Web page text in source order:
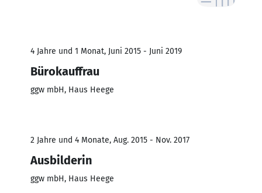
4 Jahre und 1 Monat, Juni 2015 - Juni 2019
Bürokauffrau
ggw mbH, Haus Heege
2 Jahre und 4 Monate, Aug. 2015 - Nov. 2017
Ausbilderin
ggw mbH, Haus Heege